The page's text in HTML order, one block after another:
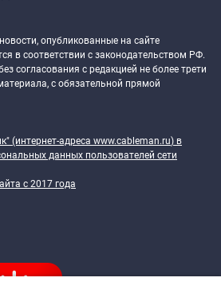
опубликованные на сайте
в соответствии с законодательством РФ.
согласования с редакцией не более трети
с обязательной прямой
(интернет-адреса www.cableman.ru) в
данных пользователей сети
c 2017 года